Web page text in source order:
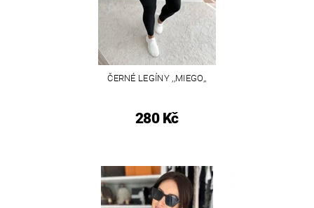
ČERNÉ LEGÍNY ,,MIEGO,,
280 Kč